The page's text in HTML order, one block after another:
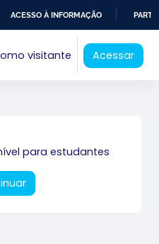
PARA
ACESSO À INFORMAÇÃO
visitante Acessar
para estudantes